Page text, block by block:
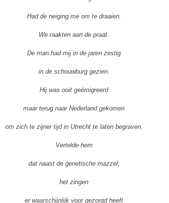
Had de neiging me om te draaien.
We raakten aan de praat.
De man had mij in de jaren zestig
in de schouwburg gezien.
Hij was ooit geëmigreerd
maar terug naar Nederland gekomen
om zich te zijner tijd in Utrecht te laten begraven.
Vertelde hem
dat naast de genetische mazzel,
het zingen
er waarschijnlijk voor gezorgd heeft